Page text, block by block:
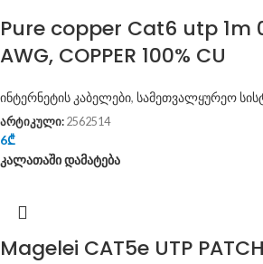
Pure copper Cat6 utp 1m
AWG, COPPER 100% CU
ინტერნეტის კაბელები, სამეთვალყურეო
არტიკული: 2562514
6₾
კალათაში დამატება
Magelei CAT5e UTP